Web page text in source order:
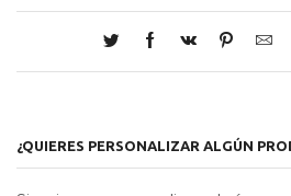
¿QUIERES PERSONALIZAR ALGÚN